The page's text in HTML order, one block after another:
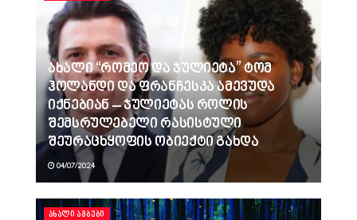
ახალი “რომეო და ჯულიეტა” ტომ
ჰოლანდი და ფრანჩესკა ამევუდა
იქნებიან – ჯულიეტას როლის
შემსრულებელი რასისტული
შეურაცხყოფის ობიექტი გახდა
04/07/2024
ᲐᲮᲐᲚᲘ ᲐᲛᲑᲔᲑᲘ